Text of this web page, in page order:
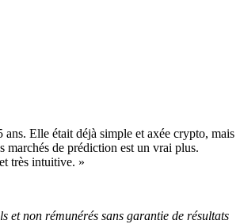
ans. Elle était déjà simple et axée crypto, mais
marchés de prédiction est un vrai plus.
très intuitive. »
et non rémunérés sans garantie de résultats